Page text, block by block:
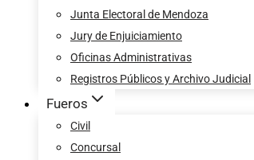
Junta Electoral de Mendoza
Jury de Enjuiciamiento
Oficinas Administrativas
Registros Públicos y Archivo Judicial
Fueros
Civil
Concursal